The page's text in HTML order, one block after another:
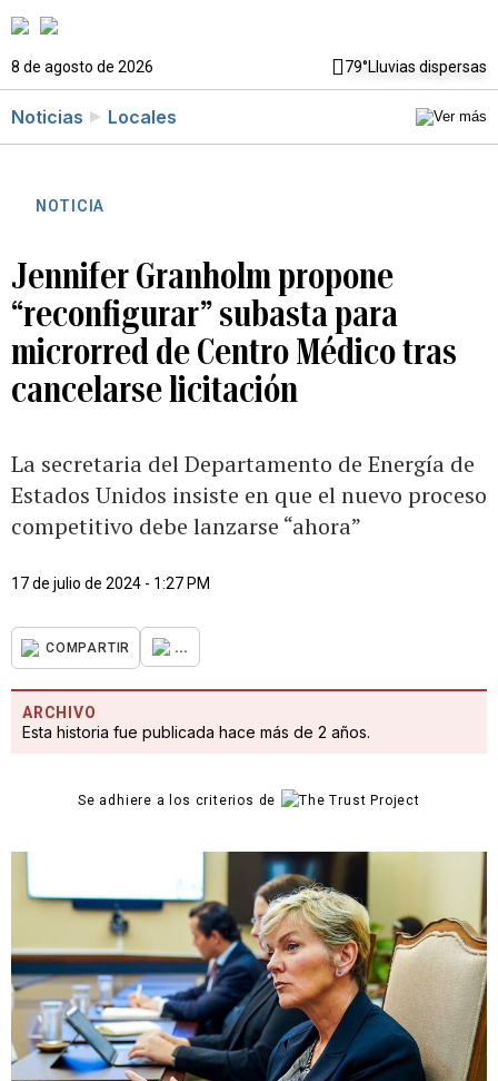
8 de agosto de 2026 79°Lluvias dispersas
Noticias Locales
NOTICIA
Jennifer Granholm propone
“reconfigurar” subasta para
microrred de Centro Médico tras
cancelarse licitación
La secretaria del Departamento de Energía de
Estados Unidos insiste en que el nuevo proceso
competitivo debe lanzarse “ahora”
17 de julio de 2024 - 1:27 PM
COMPARTIR ...
ARCHIVO
Esta historia fue publicada hace más de 2 años.
Se adhiere a los criterios de